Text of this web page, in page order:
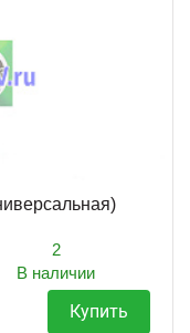
2
В наличии
Купить